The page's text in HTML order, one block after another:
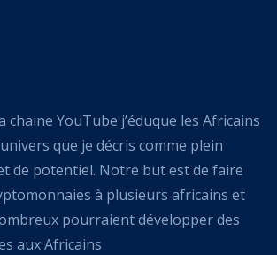
chaine YouTube j’éduque les Africains
que je décris comme plein
de potentiel. Notre but est de faire
à plusieurs africains et
pourraient développer des
aux Africains